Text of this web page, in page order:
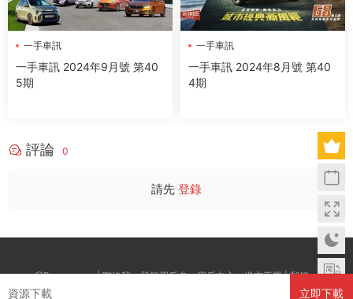
資源下載 立即下載
一手車訊
一手車訊 2024年9月號 第40
5期
一手車訊
一手車訊 2024年8月號 第40
4期
評論 0
請先 登錄
@Boxwc.com | 聯絡我：登錄用戶名--用戶中心--提交工單 | 郵箱：